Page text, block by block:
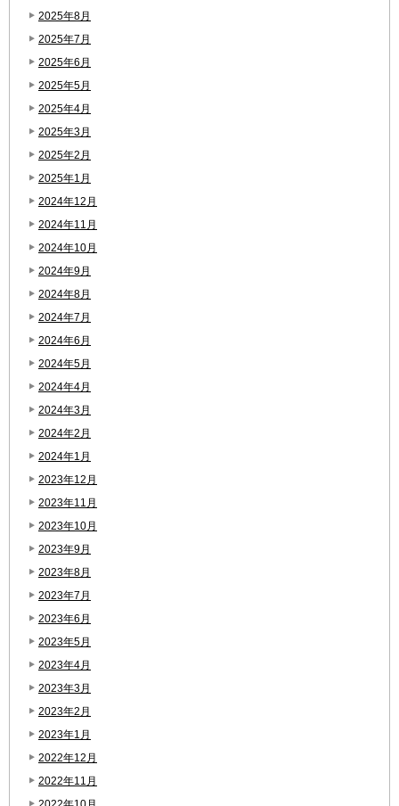
2025年8月
2025年7月
2025年6月
2025年5月
2025年4月
2025年3月
2025年2月
2025年1月
2024年12月
2024年11月
2024年10月
2024年9月
2024年8月
2024年7月
2024年6月
2024年5月
2024年4月
2024年3月
2024年2月
2024年1月
2023年12月
2023年11月
2023年10月
2023年9月
2023年8月
2023年7月
2023年6月
2023年5月
2023年4月
2023年3月
2023年2月
2023年1月
2022年12月
2022年11月